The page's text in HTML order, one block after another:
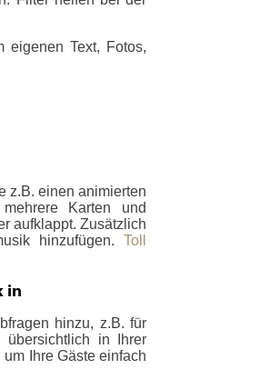
eigenen Text, Fotos,
z.B. einen animierten
Karten und
aufklappt. Zusätzlich
hinzufügen. Toll
in
hinzu, z.B. für
übersichtlich in Ihrer
Ihre Gäste einfach